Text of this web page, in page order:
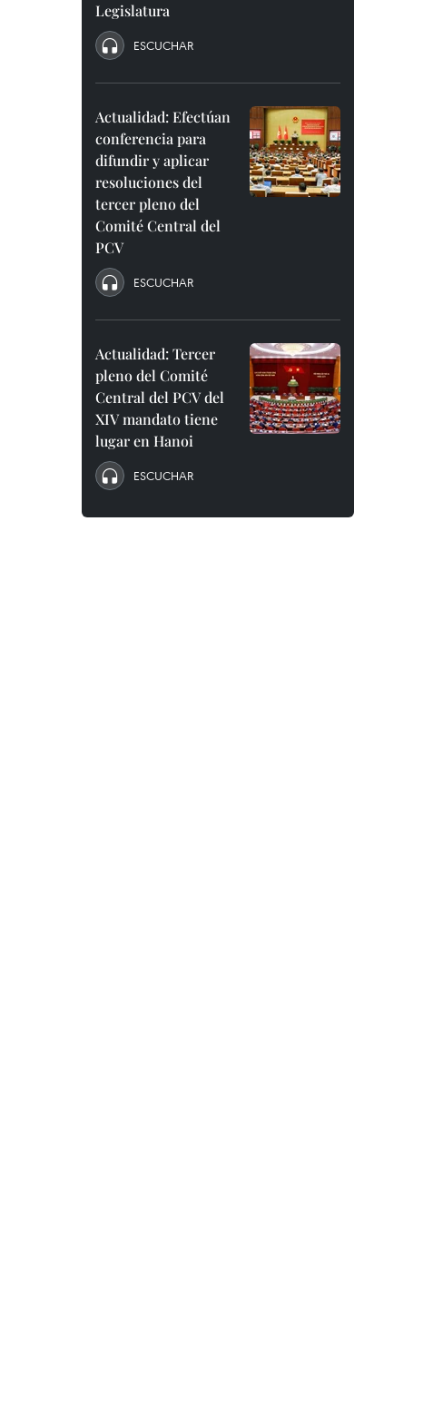
Legislatura
ESCUCHAR
Actualidad: Efectúan
conferencia para
difundir y aplicar
resoluciones del
tercer pleno del
Comité Central del
PCV
ESCUCHAR
Actualidad: Tercer
pleno del Comité
Central del PCV del
XIV mandato tiene
lugar en Hanoi
ESCUCHAR